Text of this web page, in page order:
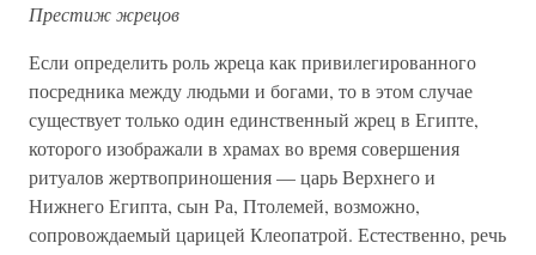
Престиж жрецов
Если определить роль жреца как привилегированного
посредника между людьми и богами, то в этом случае
существует только один единственный жрец в Египте,
которого изображали в храмах во время совершения
ритуалов жертвоприношения — царь Верхнего и
Нижнего Египта, сын Ра, Птолемей, возможно,
сопровождаемый царицей Клеопатрой. Естественно, речь